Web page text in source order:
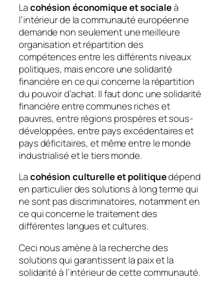
Lacohésion économique et socialeà
l’intérieur de la communauté européenne
demande non seulement une meilleure
organisation et répartition des
compétences entre les différents niveaux
politiques, mais encore une solidarité
financière en ce qui concerne la répartition
du pouvoir d’achat. Il faut donc une solidarité
financière entre communes riches et
pauvres, entre régions prospères et sous-
développées, entre pays excédentaires et
pays déficitaires, et même entre le monde
industrialisé et le tiers monde.
Lacohésion culturelle et politiquedépend
en particulier des solutions à long terme qui
ne sont pas discriminatoires, notamment en
ce qui concerne le traitement des
différentes langues et cultures.
Ceci nous amène à la recherche des
solutions qui garantissent la paix et la
solidarité à l’intérieur de cette communauté.